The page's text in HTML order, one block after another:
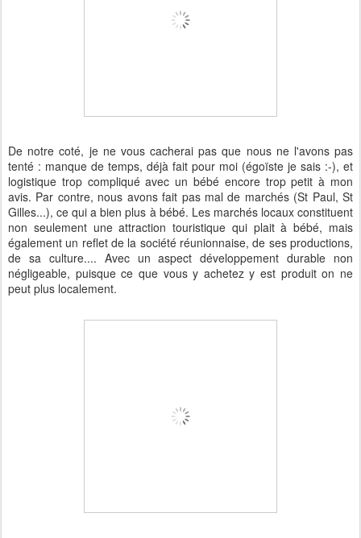
De notre coté, je ne vous cacherai pas que nous ne l'avons pas
tenté : manque de temps, déjà fait pour moi (égoïste je sais :-), et
logistique trop compliqué avec un bébé encore trop petit à mon
avis. Par contre, nous avons fait pas mal de marchés (St Paul, St
Gilles...), ce qui a bien plus à bébé. Les marchés locaux constituent
non seulement une attraction touristique qui plait à bébé, mais
également un reflet de la société réunionnaise, de ses productions,
de sa culture.... Avec un aspect développement durable non
négligeable, puisque ce que vous y achetez y est produit on ne
peut plus localement.